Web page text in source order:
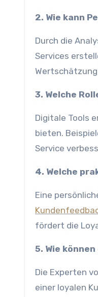
2. Wie kann
Durch die
Services
3. Welche
Digitale Tools
bieten.
Service
4. Welche
Eine
fördert die
5. Wie
Die Experten
einer loyalen